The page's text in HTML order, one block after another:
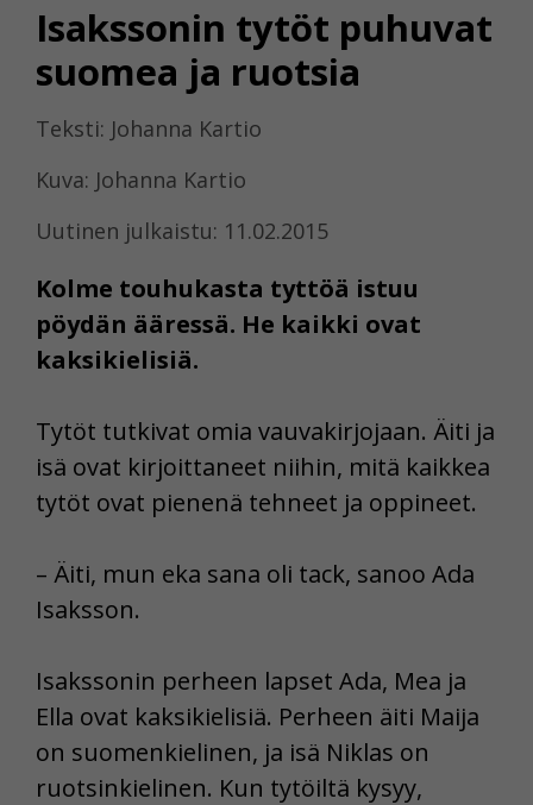
Isakssonin tytöt puhuvat
suomea ja ruotsia
Teksti: Johanna Kartio
Kuva: Johanna Kartio
Uutinen julkaistu: 11.02.2015
Kolme touhukasta tyttöä istuu
pöydän ääressä. He kaikki ovat
kaksikielisiä.
Tytöt tutkivat omia vauvakirjojaan. Äiti ja
isä ovat kirjoittaneet niihin, mitä kaikkea
tytöt ovat pienenä tehneet ja oppineet.
– Äiti, mun eka sana oli tack, sanoo Ada
Isaksson.
Isakssonin perheen lapset Ada, Mea ja
Ella ovat kaksikielisiä. Perheen äiti Maija
on suomenkielinen, ja isä Niklas on
ruotsinkielinen. Kun tytöiltä kysyy,